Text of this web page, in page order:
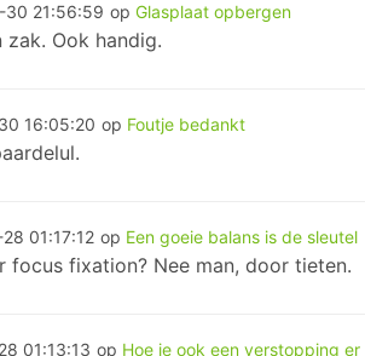
30 21:56:59 op Glasplaat opbergen
zak. Ook handig.
16:05:20 op Foutje bedankt
01:17:12 op Een goeie balans is de sleutel
focus fixation? Nee man, door tieten.
01:13:13 op Hoe je ook een verstopping